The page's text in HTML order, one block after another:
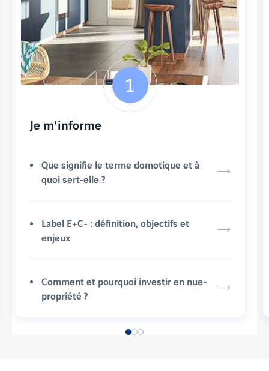
Je m'informe
Que signifie le terme domotique et à
quoi sert-elle ?
Label E+C- : définition, objectifs et
enjeux
Comment et pourquoi investir en nue-
propriété ?